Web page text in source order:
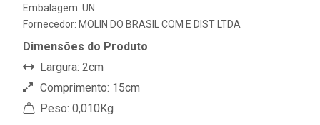
Embalagem: UN
Fornecedor: MOLIN DO BRASIL COM E DIST LTDA
Dimensões do Produto
Largura: 2cm
Comprimento: 15cm
Peso: 0,010Kg